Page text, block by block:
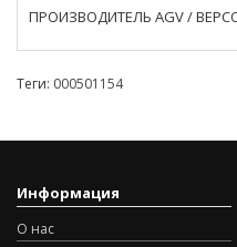
ПРОИЗВОДИТЕЛЬ AGV /
Теги: 000501154
Информация
О нас